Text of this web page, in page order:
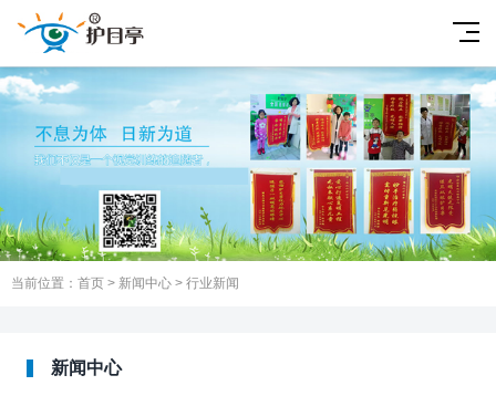
当前位置： 首页 > 新闻中心 > 行业新闻
新闻中心